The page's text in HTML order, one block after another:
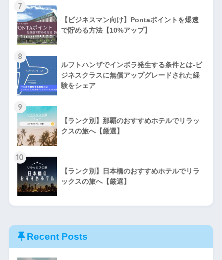
7
【ビジネスマン向け】Pontaポイントを爆速
で貯める方法【10%アップ】
8
ルフトハンザでインボラ発生する条件とは-ビ
ジネスクラスに無償アップグレードされた経
験をシェア
9
【ランク別】那覇のおすすめホテルでリラッ
クスの旅へ【厳選】
10
【ランク別】日本橋のおすすめホテルでリラ
ックスの旅へ【厳選】
Recent Posts